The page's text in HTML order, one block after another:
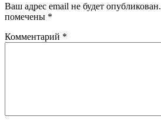
Ваш адрес email не будет опубликован.
помечены *
Комментарий *